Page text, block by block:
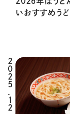
いおすすめう
2
0
2
5
.
1
2